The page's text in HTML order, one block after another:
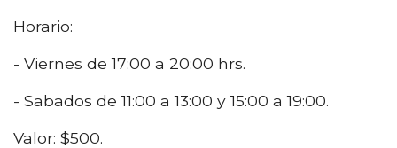
Horario:
- Viernes de 17:00 a 20:00 hrs.
- Sabados de 11:00 a 13:00 y 15:00 a 19:00.
Valor: $500.